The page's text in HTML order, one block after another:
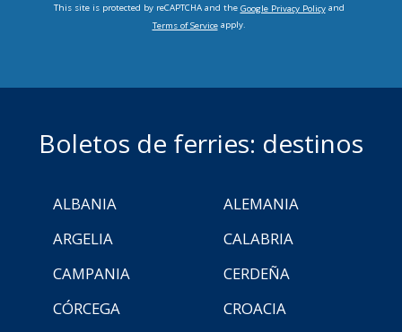
This site is protected by reCAPTCHA and the Google Privacy Policyand
Terms of Serviceapply.
Boletos de ferries: destinos
ALBANIA
ALEMANIA
ARGELIA
CALABRIA
CAMPANIA
CERDEÑA
CÓRCEGA
CROACIA